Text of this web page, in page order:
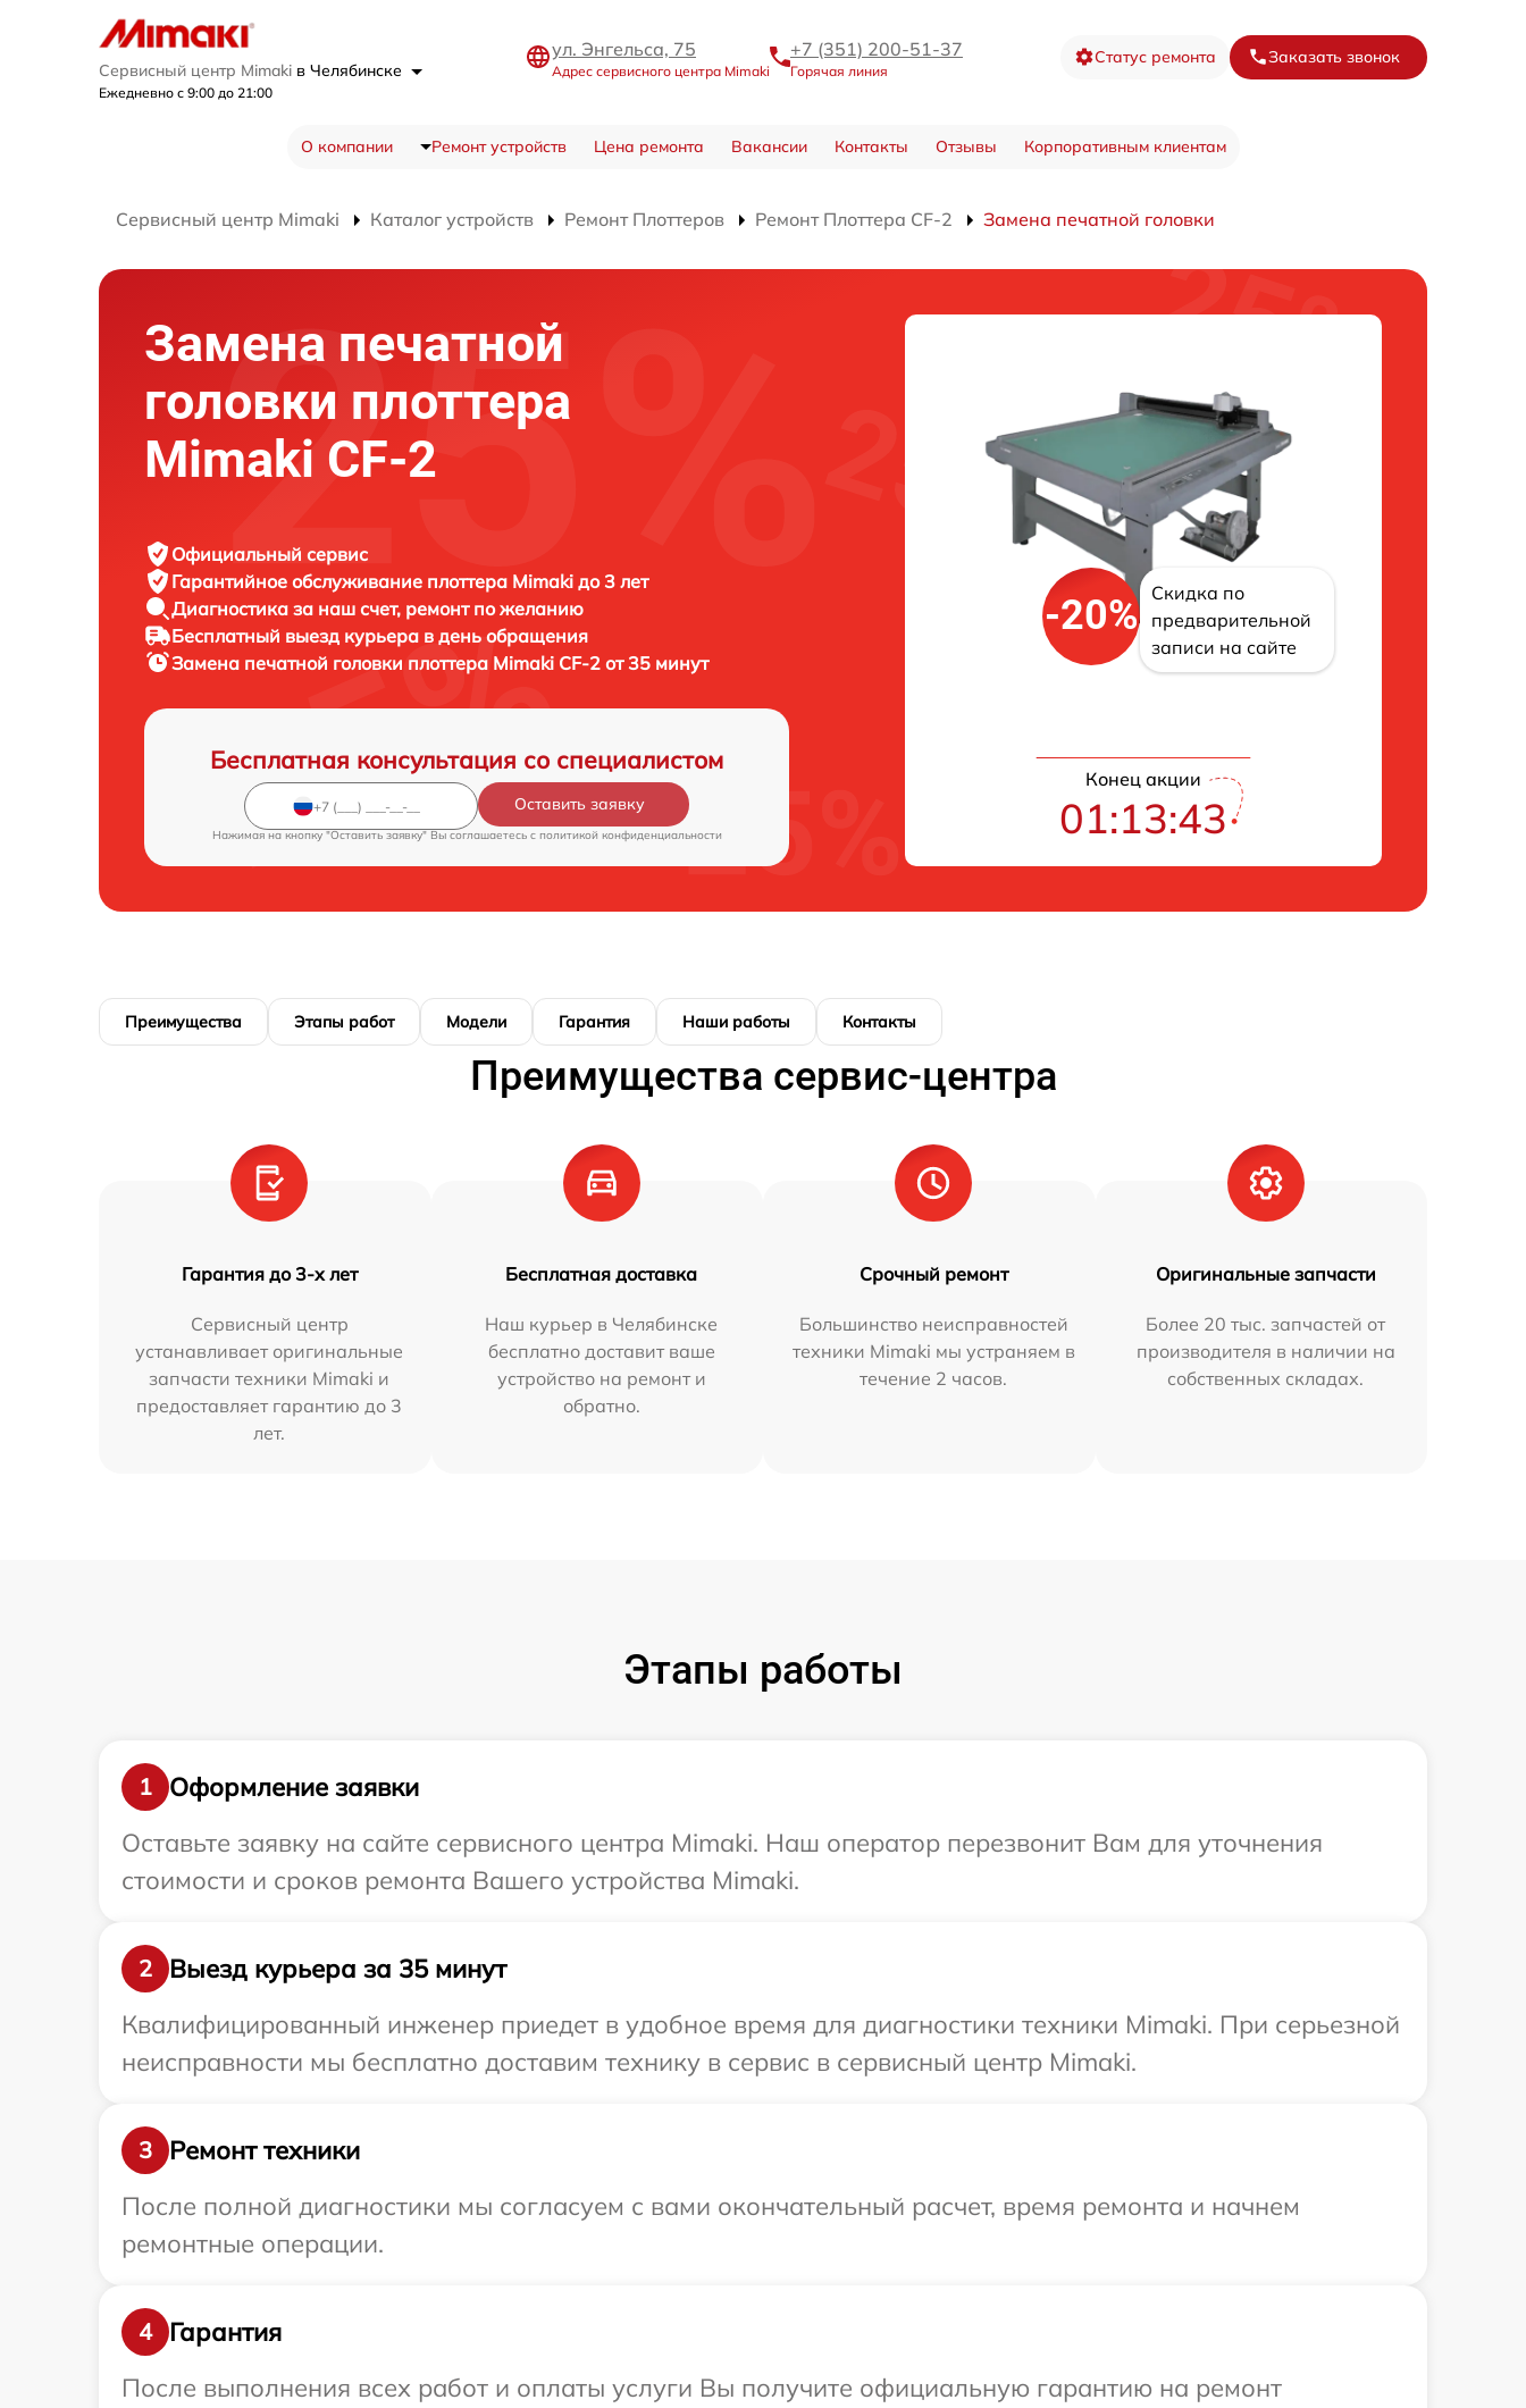
Сервисный центр Mimaki в Челябинске
Ежедневно с 9:00 до 21:00
ул. Энгельса, 75
Адрес сервисного центра Mimaki
+7 (351) 200-51-37
Горячая линия
Статус ремонта Заказать звонок
О компании Ремонт устройств Цена ремонта Вакансии Контакты Отзывы Корпоративным клиентам
Сервисный центр Mimaki Каталог устройств Ремонт Плоттеров Ремонт Плоттера CF-2 Замена печатной головки
Замена печатной
головки плоттера
Mimaki CF-2
Официальный сервис
Гарантийное обслуживание плоттера Mimaki до 3 лет
Диагностика за наш счет, ремонт по желанию
Бесплатный выезд курьера в день обращения
Замена печатной головки плоттера Mimaki CF-2 от 35 минут
Бесплатная консультация со специалистом
Оставить заявку
Нажимая на кнопку "Оставить заявку" Вы соглашаетесь c политикой конфиденциальности
-20%
Скидка по
предварительной
записи на сайте
Конец акции
01:13:42
Преимущества Этапы работ Модели Гарантия Наши работы Контакты
Преимущества сервис-центра
Гарантия до 3-х лет
Сервисный центр
устанавливает оригинальные
запчасти техники Mimaki и
предоставляет гарантию до 3
лет.
Бесплатная доставка
Наш курьер в Челябинске
бесплатно доставит ваше
устройство на ремонт и
обратно.
Срочный ремонт
Большинство неисправностей
техники Mimaki мы устраняем в
течение 2 часов.
Оригинальные запчасти
Более 20 тыс. запчастей от
производителя в наличии на
собственных складах.
Этапы работы
1
Оформление заявки
Оставьте заявку на сайте сервисного центра Mimaki. Наш оператор перезвонит Вам для уточнения
стоимости и сроков ремонта Вашего устройства Mimaki.
2
Выезд курьера за 35 минут
Квалифицированный инженер приедет в удобное время для диагностики техники Mimaki. При серьезной
неисправности мы бесплатно доставим технику в сервис в сервисный центр Mimaki.
3
Ремонт техники
После полной диагностики мы согласуем с вами окончательный расчет, время ремонта и начнем
ремонтные операции.
4
Гарантия
После выполнения всех работ и оплаты услуги Вы получите официальную гарантию на ремонт